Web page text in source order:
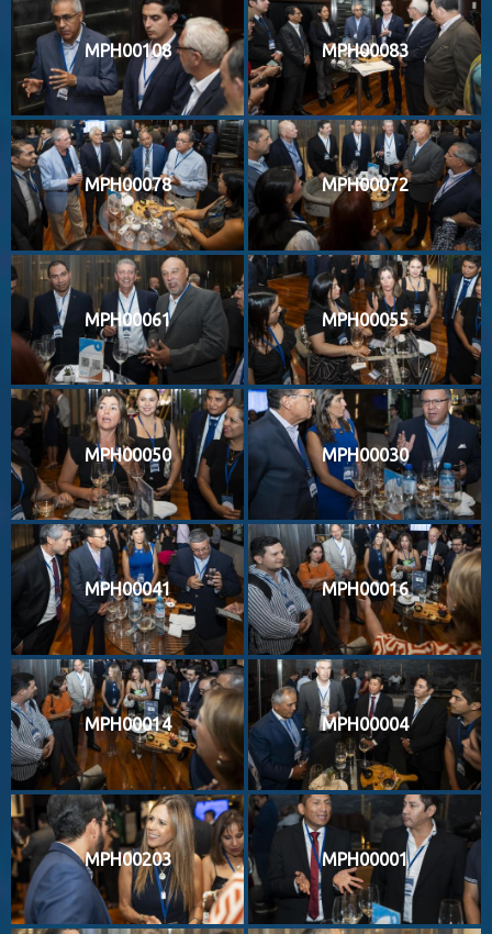
MPH00108 MPH00083
MPH00078 MPH00072
MPH00061 MPH00055
MPH00050 MPH00030
MPH00041 MPH00016
MPH00014 MPH00004
MPH00203 MPH00001